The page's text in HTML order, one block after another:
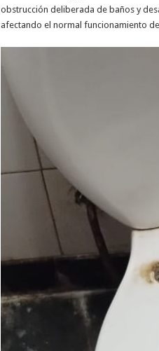
obstrucción deliberada de baños y
afectando el normal funcionamiento